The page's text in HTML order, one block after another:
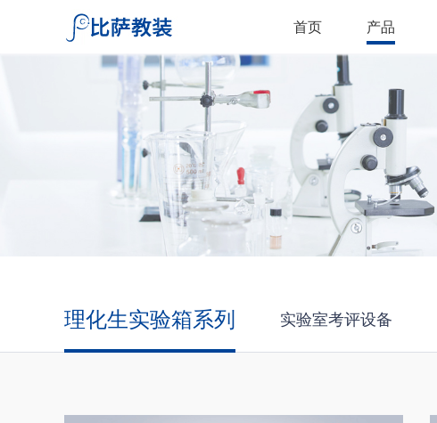
首页 产品
理化生实验箱系列 实验室考评设备